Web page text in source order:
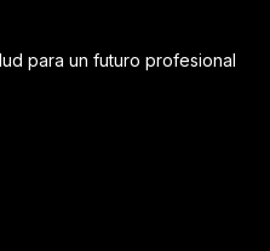
para un futuro profesional